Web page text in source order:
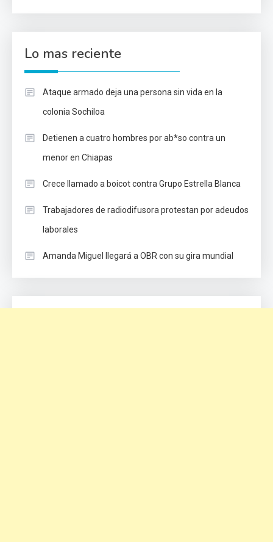
Lo mas reciente
Ataque armado deja una persona sin vida en la
colonia Sochiloa
Detienen a cuatro hombres por ab*so contra un
menor en Chiapas
Crece llamado a boicot contra Grupo Estrella Blanca
Trabajadores de radiodifusora protestan por adeudos
laborales
Amanda Miguel llegará a OBR con su gira mundial